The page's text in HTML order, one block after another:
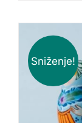
Sniženje!